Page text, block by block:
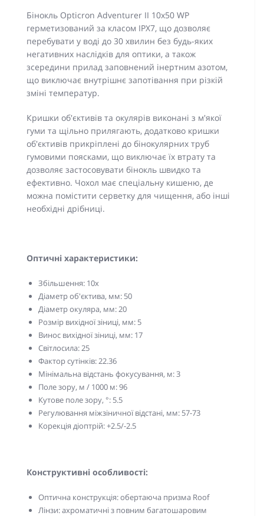
Бінокль Opticron Adventurer II 10x50 WP
герметизований за класом IPX7, що дозволяє
перебувати у воді до 30 хвилин без будь-яких
негативних наслідків для оптики, а також
зсередини прилад заповнений інертним азотом,
що виключає внутрішнє запотівання при різкій
зміні температур.
Кришки об'єктивів та окулярів виконані з м'якої
гуми та щільно прилягають, додатково кришки
об'єктивів прикріплені до бінокулярних труб
гумовими поясками, що виключає їх втрату та
дозволяє застосовувати бінокль швидко та
ефективно. Чохол має спеціальну кишеню, де
можна помістити серветку для чищення, або інші
необхідні дрібниці.
Оптичні характеристики:
Збільшення: 10x
Діаметр об'єктива, мм: 50
Діаметр окуляра, мм: 20
Розмір вихідної зіниці, мм: 5
Винос вихідної зіниці, мм: 17
Світлосила: 25
Фактор сутінків: 22.36
Мінімальна відстань фокусування, м: 3
Поле зору, м / 1000 м: 96
Кутове поле зору, °: 5.5
Регулювання міжзіничної відстані, мм: 57-73
Корекція діоптрій: +2.5/-2.5
Конструктивні особливості:
Оптична конструкція: обертаюча призма Roof
Лінзи: ахроматичні з повним багатошаровим